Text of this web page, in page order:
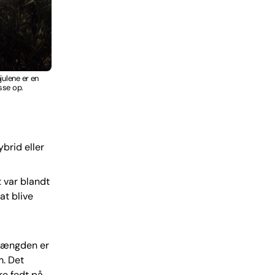
er en
op.
eller
var blandt
blive
er
Det